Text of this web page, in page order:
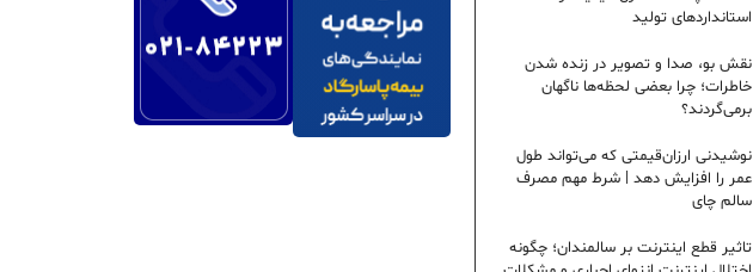
استانداردهای تولید
نقش بو، صدا و تصویر در زنده شدن
خاطرات؛ چرا بعضی لحظه‌ها ناگهان
برمی‌گردند؟
نوشیدنی ارزان‌قیمتی که می‌تواند طول
عمر را افزایش دهد | شرط مهم مصرف
سالم چای
تاثیر قطع اینترنت بر سالمندان؛ چگونه